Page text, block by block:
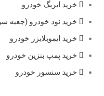
خرید ایربگ خودرو
خرید نود خودرو (جعبه
خرید ایموبلایزر خودرو
خرید پمپ بنزین خودرو
خرید سنسور خودرو